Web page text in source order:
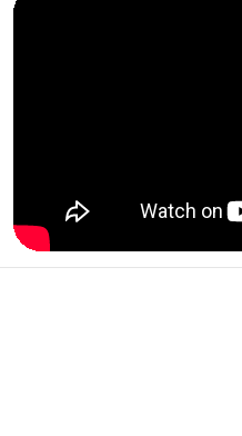
Bruno Mars